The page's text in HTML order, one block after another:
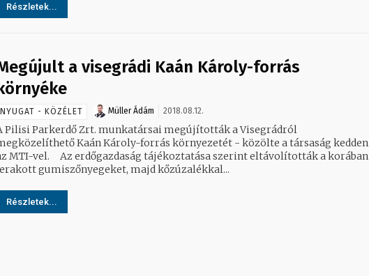
Részletek...
a visegrádi Kaán Károly-forrás
NYUGAT - KÖZÉLET Müller Ádám 2018.08.12.
Pilisi Parkerdő Zrt. munkatársai megújították a Visegrádról
Kaán Károly-forrás környezetét - közölte a társaság kedden
Az erdőgazdaság tájékoztatása szerint eltávolították a korában
gumiszőnyegeket, majd kőzúzalékkal...
Részletek...